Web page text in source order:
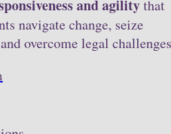
and agilitythat
navigate change, seize
overcome legal